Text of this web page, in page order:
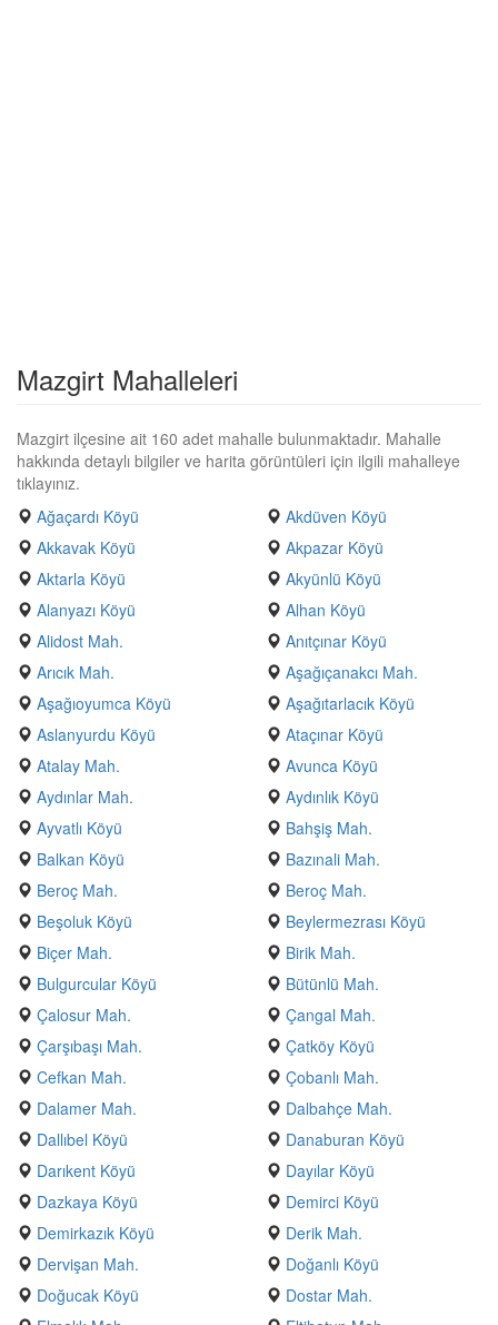
Mazgirt Mahalleleri
Mazgirt ilçesine ait 160 adet mahalle bulunmaktadır. Mahalle
hakkında detaylı bilgiler ve harita görüntüleri için ilgili mahalleye
tıklayınız.
Ağaçardı Köyü
Akdüven Köyü
Akkavak Köyü
Akpazar Köyü
Aktarla Köyü
Akyünlü Köyü
Alanyazı Köyü
Alhan Köyü
Alidost Mah.
Anıtçınar Köyü
Arıcık Mah.
Aşağıçanakcı Mah.
Aşağıoyumca Köyü
Aşağıtarlacık Köyü
Aslanyurdu Köyü
Ataçınar Köyü
Atalay Mah.
Avunca Köyü
Aydınlar Mah.
Aydınlık Köyü
Ayvatlı Köyü
Bahşiş Mah.
Balkan Köyü
Bazınali Mah.
Beroç Mah.
Beroç Mah.
Beşoluk Köyü
Beylermezrası Köyü
Biçer Mah.
Birik Mah.
Bulgurcular Köyü
Bütünlü Mah.
Çalosur Mah.
Çangal Mah.
Çarşıbaşı Mah.
Çatköy Köyü
Cefkan Mah.
Çobanlı Mah.
Dalamer Mah.
Dalbahçe Mah.
Dallıbel Köyü
Danaburan Köyü
Darıkent Köyü
Dayılar Köyü
Dazkaya Köyü
Demirci Köyü
Demirkazık Köyü
Derik Mah.
Dervişan Mah.
Doğanlı Köyü
Doğucak Köyü
Dostar Mah.